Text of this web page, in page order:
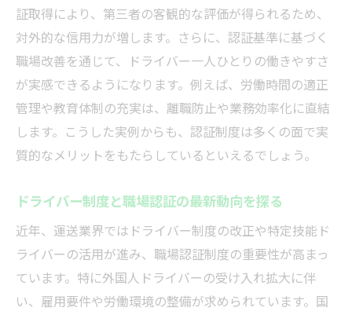
証取得により、第三者の客観的な評価が得られるため、
対外的な信用力が増します。さらに、認証基準に基づく
職場改善を通じて、ドライバー一人ひとりの働きやすさ
が実感できるようになります。例えば、労働時間の適正
管理や教育体制の充実は、離職防止や業務効率化に直結
します。こうした実例からも、認証制度は多くの面で実
質的なメリットをもたらしているといえるでしょう。
ドライバー制度と職場認証の最新動向を探る
近年、運送業界ではドライバー制度の改正や特定技能ド
ライバーの活用が進み、職場認証制度の重要性が高まっ
ています。特に外国人ドライバーの受け入れ拡大に伴
い、雇用要件や労働環境の整備が求められています。国